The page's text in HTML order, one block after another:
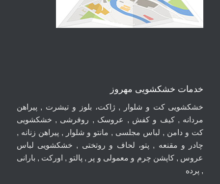
خدمات خشکشویی مهروز
خشکشویی کت و شلوار , ژاکت، بلوز و تیشرت , پیراهن
مردانه , کیف و کفش , عروسک , روفرشی , خشکشویی
کت و دامن , لباس مجلسی , مانتو و شلوار , پیراهن زنانه ,
چادر و مقنعه , پتو، لحاف و روتختی , خشکشویی لباس
عروس , کاپشن چرم و معمولی و پر , پالتو , اورکت , بارانی
, پرده